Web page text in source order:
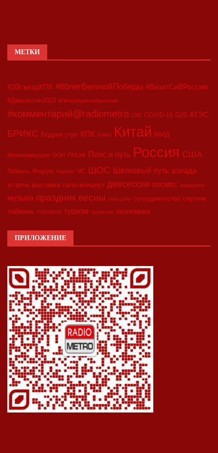
МЕТКИ
#20съездКПК #80летВеликойПобеды #ВизитСиВРоссию
#Двесессии2023 #Петербургскийдневник
#комментарий@radiometro CIIE COVID-19 G20 АТЭС
БРИКС Бодрое утро КПК Кино Китай МИД
Минкоммерции ООН ПМЭФ Пояс и путь Россия США
Тайвань Форум Харбин ЧС ШОС Шёлковый путь азиада
встреча выставка гала-концерт двесессии космос медицина
музыка праздник весны синьцзян сотрудничество спутник
тайвань торговля туризм экология экономика
ПРИЛОЖЕНИЕ